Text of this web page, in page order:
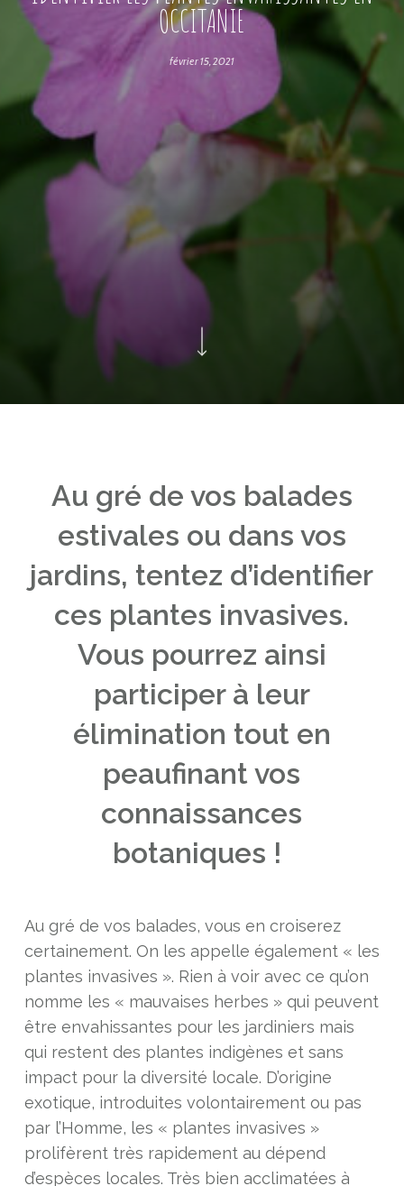
OCCITANIE
février 15, 2021
Au gré de vos balades
estivales ou dans vos
jardins, tentez d’identifier
ces plantes invasives.
Vous pourrez ainsi
participer à leur
élimination tout en
peaufinant vos
connaissances
botaniques !
Au gré de vos balades, vous en croiserez
certainement. On les appelle également « les
plantes invasives ». Rien à voir avec ce qu’on
nomme les « mauvaises herbes » qui peuvent
être envahissantes pour les jardiniers mais
qui restent des plantes indigènes et sans
impact pour la diversité locale. D’origine
exotique, introduites volontairement ou pas
par l’Homme, les « plantes invasives »
prolifèrent très rapidement au dépend
d’espèces locales. Très bien acclimatées à